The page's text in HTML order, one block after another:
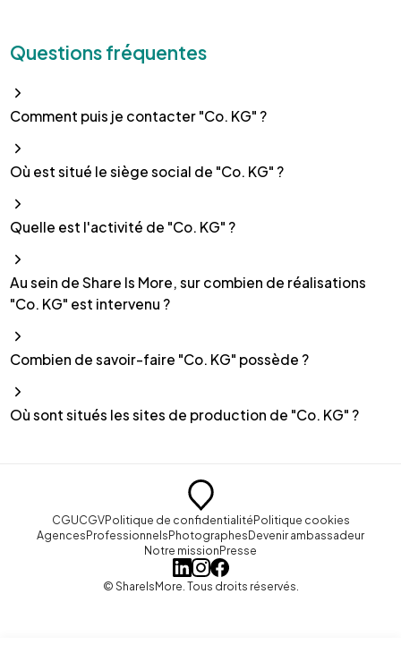
Questions fréquentes
Comment puis je contacter "Co. KG" ?
Où est situé le siège social de "Co. KG" ?
Quelle est l'activité de "Co. KG" ?
Au sein de Share Is More, sur combien de réalisations
"Co. KG" est intervenu ?
Combien de savoir-faire "Co. KG" possède ?
Où sont situés les sites de production de "Co. KG" ?
CGUCGVPolitique de confidentialitéPolitique cookies
AgencesProfessionnelsPhotographesDevenir ambassadeur
Notre missionPresse
© ShareIsMore. Tous droits réservés.